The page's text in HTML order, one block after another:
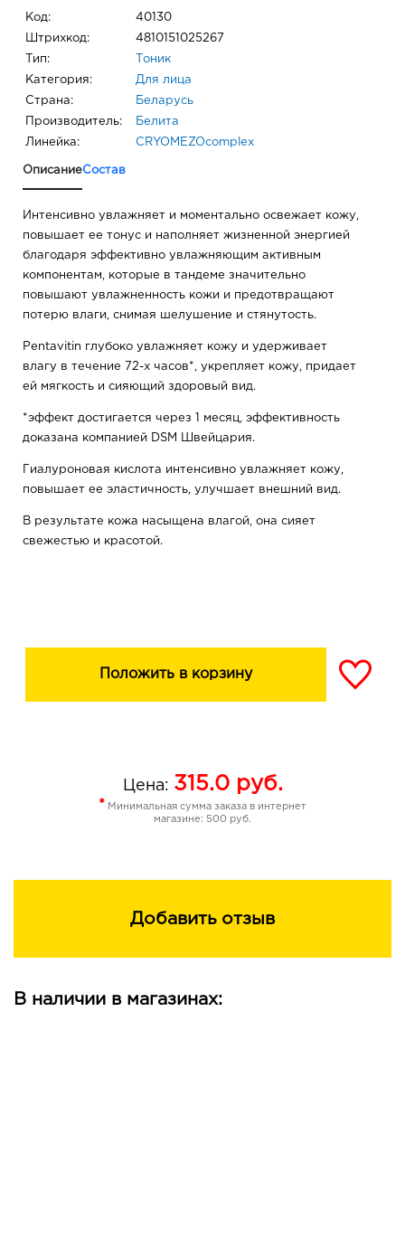
Код: 40130
Штрихкод: 4810151025267
Тип: Тоник
Категория: Для лица
Страна: Беларусь
Производитель: Белита
Линейка: CRYOMEZOcomplex
ОписаниеСостав
Интенсивно увлажняет и моментально освежает кожу,
повышает ее тонус и наполняет жизненной энергией
благодаря эффективно увлажняющим активным
компонентам, которые в тандеме значительно
повышают увлажненность кожи и предотвращают
потерю влаги, снимая шелушение и стянутость.
Pentavitin глубоко увлажняет кожу и удерживает
влагу в течение 72-х часов*, укрепляет кожу, придает
ей мягкость и сияющий здоровый вид.
*эффект достигается через 1 месяц, эффективность
доказана компанией DSM Швейцария.
Гиалуроновая кислота интенсивно увлажняет кожу,
повышает ее эластичность, улучшает внешний вид.
В результате кожа насыщена влагой, она сияет
свежестью и красотой.
Положить в корзину
Цена: 315.0руб.
* Минимальная сумма заказа в интернет
магазине: 500 руб.
Добавить отзыв
В наличии в магазинах: